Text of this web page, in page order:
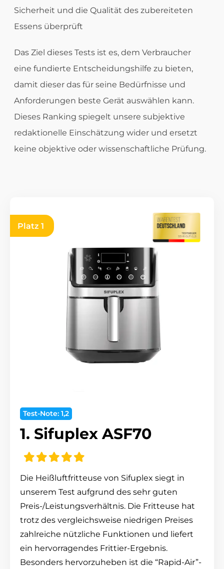
Sicherheit und die Qualität des zubereiteten
Essens überprüft
Das Ziel dieses Tests ist es, dem Verbraucher
eine fundierte Entscheidungshilfe zu bieten,
damit dieser das für seine Bedürfnisse und
Anforderungen beste Gerät auswählen kann.
Dieses Ranking spiegelt unsere subjektive
redaktionelle Einschätzung wider und ersetzt
keine objektive oder wissenschaftliche Prüfung.
Platz 1
Test-Note: 1,2
1. Sifuplex ASF70
Die Heißluftfritteuse von Sifuplex siegt in
unserem Test aufgrund des sehr guten
Preis-/Leistungsverhältnis. Die Fritteuse hat
trotz des vergleichsweise niedrigen Preises
zahlreiche nützliche Funktionen und liefert
ein hervorragendes Frittier-Ergebnis.
Besonders hervorzuheben ist die “Rapid-Air”-